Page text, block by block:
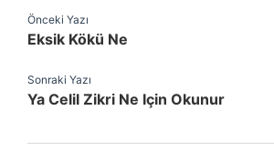
Önceki Yazı
Eksik Kökü Ne
Sonraki Yazı
Ya Celil Zikri Ne Için Okunur